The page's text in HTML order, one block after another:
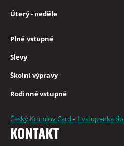
Úterý - neděle
Plné vstupné
Slevy
Školní výpravy
Rodinné vstupné
Český Krumlov Card - 1 vstupenka
KONTAKT